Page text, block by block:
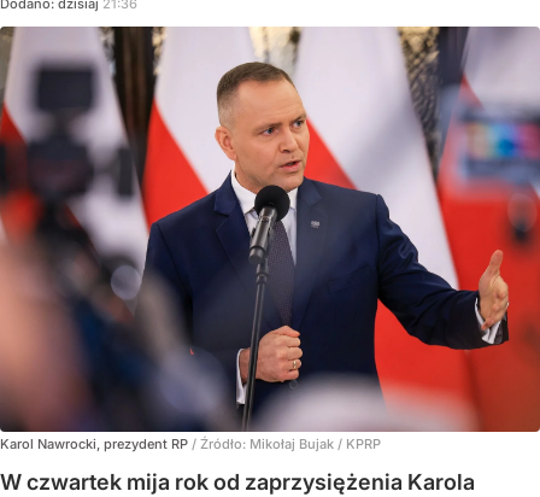
Karol Nawrocki, prezydent RP / Źródło: Mikołaj Bujak / KPRP
W czwartek mija rok od zaprzysiężenia Karola